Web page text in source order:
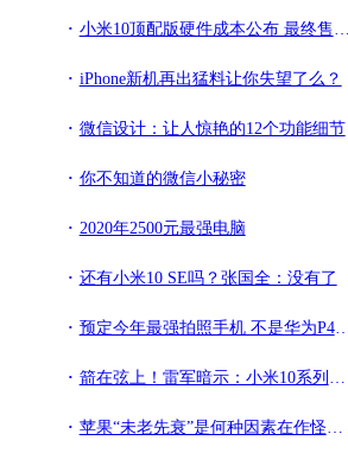
小米10顶配版硬件成本公布 最终售价4699元还真不算贵
iPhone新机再出猛料让你失望了么？
微信设计：让人惊艳的12个功能细节
你不知道的微信小秘密
2020年2500元最强电脑
还有小米10 SE吗？张国全：没有了
预定今年最强拍照手机 不是华为P40 Pro 华为还将发布更强旗舰
箭在弦上！雷军暗示：小米10系列有望2月3日开启预热
苹果“未老先衰”是何种因素在作怪？怎样调控才能稳定此“局面”